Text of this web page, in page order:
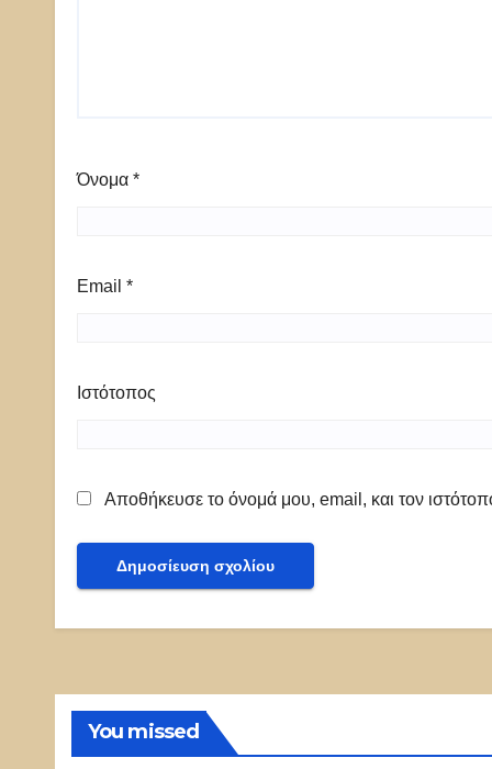
Όνομα *
Email *
Ιστότοπος
Αποθήκευσε το όνομά μου, email, και τον
You missed